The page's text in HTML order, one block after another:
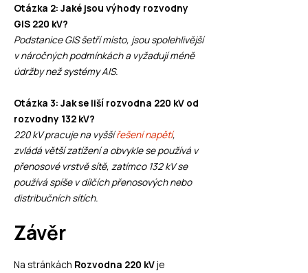
Otázka 2: Jaké jsou výhody rozvodny
GIS 220 kV?
Podstanice GIS šetří místo, jsou spolehlivější
v náročných podmínkách a vyžadují méně
údržby než systémy AIS.
Otázka 3: Jak se liší rozvodna 220 kV od
rozvodny 132 kV?
220 kV pracuje na vyššířešení napětí,
zvládá větší zatížení a obvykle se používá v
přenosové vrstvě sítě, zatímco 132 kV se
používá spíše v dílčích přenosových nebo
distribučních sítích.
Závěr
Na stránkách Rozvodna 220 kVje